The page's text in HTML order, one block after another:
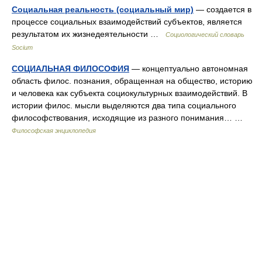
Социальная реальность (социальный мир) — создается в
процессе социальных взаимодействий субъектов, является
результатом их жизнедеятельности …
Социологический словарь
Socium
СОЦИАЛЬНАЯ ФИЛОСОФИЯ — концептуально автономная
область филос. познания, обращенная на общество, историю
и человека как субъекта социокультурных взаимодействий. В
истории филос. мысли выделяются два типа социального
философствования, исходящие из разного понимания… …
Философская энциклопедия